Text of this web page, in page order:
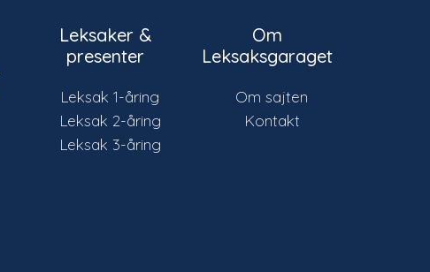
Leksaker &
presenter
Leksak 1-åring
Leksak 2-åring
Leksak 3-åring
Om
Leksaksgaraget
Om sajten
Kontakt